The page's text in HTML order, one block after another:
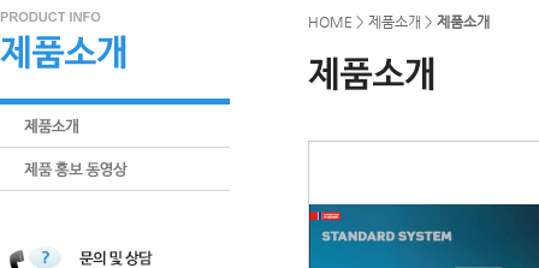
HOME > 제품소개 > 제품소개